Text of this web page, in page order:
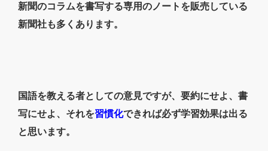
新聞のコラムを書写する専用のノートを販売している
新聞社も多くあります。
国語を教える者としての意見ですが、要約にせよ、書
写にせよ、それを習慣化できれば必ず学習効果は出る
と思います。